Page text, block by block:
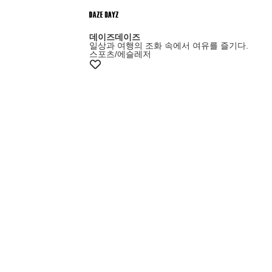
데이즈데이즈
일상과 여행의 조화 속에서 여유를 즐기다.
스포츠/에슬레저